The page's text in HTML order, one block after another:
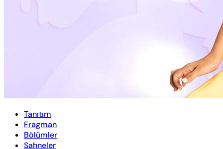
Tanıtım
Fragman
Bölümler
Sahneler